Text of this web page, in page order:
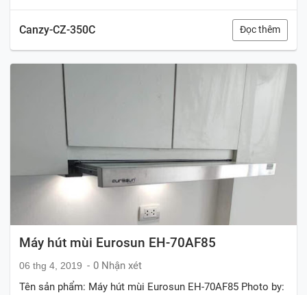
Canzy-CZ-350C Đọc thêm
Máy hút mùi Eurosun EH-70AF85
06 thg 4, 2019
0 Nhận xét
Tên sản phẩm: Máy hút mùi Eurosun EH-70AF85 Photo by: